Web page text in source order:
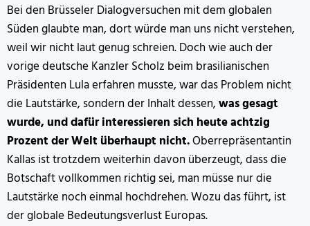
Bei den Brüsseler Dialogversuchen mit dem globalen
Süden glaubte man, dort würde man uns nicht verstehen,
weil wir nicht laut genug schreien. Doch wie auch der
vorige deutsche Kanzler Scholz beim brasilianischen
Präsidenten Lula erfahren musste, war das Problem nicht
die Lautstärke, sondern der Inhalt dessen,was gesagt
wurde, und dafür interessieren sich heute achtzig
Prozent der Welt überhaupt nicht.Oberrepräsentantin
Kallas ist trotzdem weiterhin davon überzeugt, dass die
Botschaft vollkommen richtig sei, man müsse nur die
Lautstärke noch einmal hochdrehen. Wozu das führt, ist
der globale Bedeutungsverlust Europas.